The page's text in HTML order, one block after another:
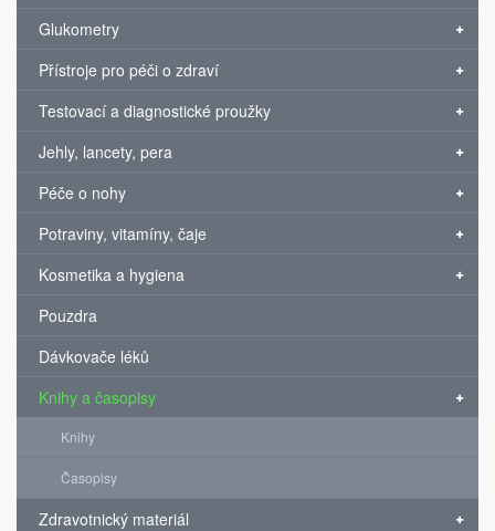
Glukometry
Přístroje pro péči o zdraví
Testovací a diagnostické proužky
Jehly, lancety, pera
Péče o nohy
Potraviny, vitamíny, čaje
Kosmetika a hygiena
Pouzdra
Dávkovače léků
Knihy a časopisy
Knihy
Časopisy
Zdravotnický materiál